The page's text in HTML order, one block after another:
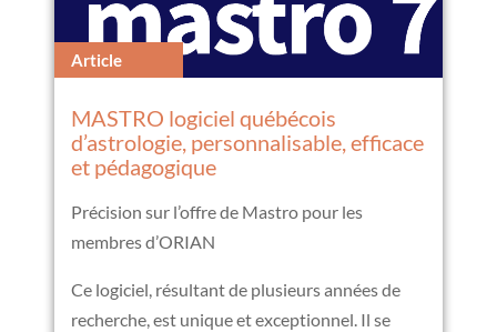
Article
MASTRO logiciel québécois
d’astrologie, personnalisable, efficace
et pédagogique
Précision sur l’offre de Mastro pour les
membres d’ORIAN
Ce logiciel, résultant de plusieurs années de
recherche, est unique et exceptionnel. Il se